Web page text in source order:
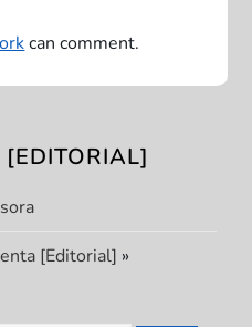
can comment.
[Editorial] »